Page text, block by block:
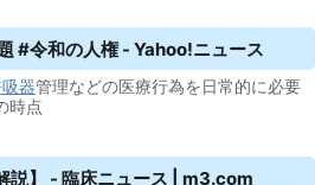
#令和の人権 - Yahoo!ニュース
器管理などの医療行為を日常的に必要
時点
説】 - 臨床ニュース | m3.com